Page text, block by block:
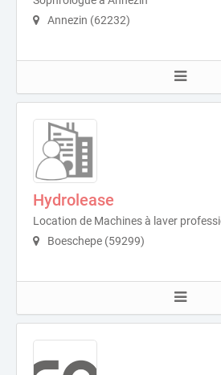
Annezin (62232)
Hydrolease
Location de Machines à laver
Boeschepe (59299)